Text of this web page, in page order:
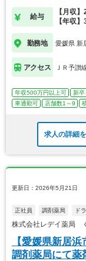
給与
【月収
【年収
勤務地 愛媛県 新
アクセス ＪＲ予讃
年収500万円以上可 新卒
車通勤可
店舗数1～9
求人の詳細
更新日：2026年5月21日
正社員 調剤薬局 ド
株式会社レデイ薬局
【愛媛県新居
調剤薬局にて薬